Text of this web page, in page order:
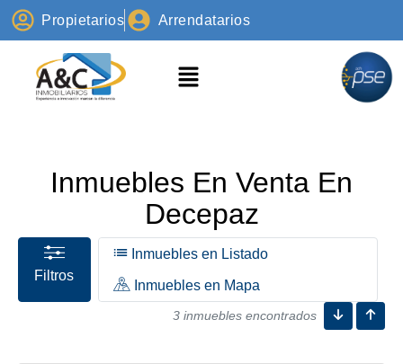
Propietarios Arrendatarios
Inmuebles En Venta En
Decepaz
Filtros
Inmuebles en Listado
Inmuebles en Mapa
3 inmuebles encontrados